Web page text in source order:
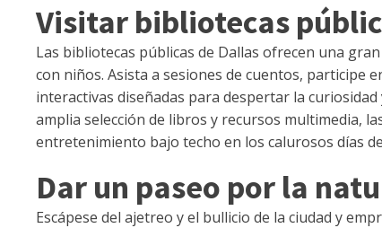
Visitar bibliotecas
Las bibliotecas públicas de Dallas ofrecen una
con niños. Asista a sesiones de cuentos, participe
interactivas diseñadas para despertar la
amplia selección de libros y recursos multimedia,
entretenimiento bajo techo en los calurosos días
Dar un paseo por la
Escápese del ajetreo y el bullicio de la ciudad y